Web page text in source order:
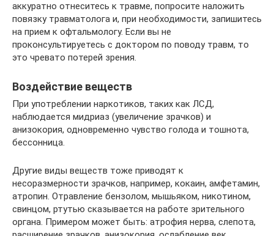
аккуратно отнеситесь к травме, попросите наложить
повязку травматолога и, при необходимости, запишитесь
на прием к офтальмологу. Если вы не
проконсультируетесь с доктором по поводу травм, то
это чревато потерей зрения.
Воздействие веществ
При употреблении наркотиков, таких как ЛСД,
наблюдается мидриаз (увеличение зрачков) и
анизокория, одновременно чувство голода и тошнота,
бессонница.
Другие виды веществ тоже приводят к
несоразмерности зрачков, например, кокаин, амфетамин,
атропин. Отравление бензолом, мышьяком, никотином,
свинцом, ртутью сказывается на работе зрительного
органа. Примером может быть: атрофия нерва, слепота,